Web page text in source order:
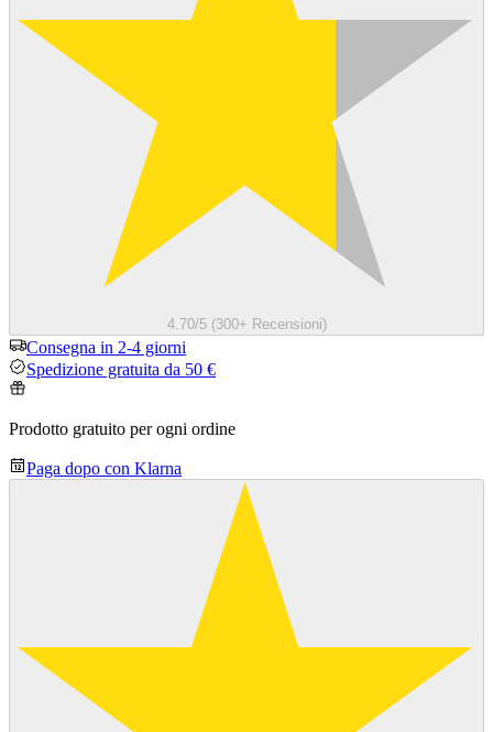
4.70/5 (300+ Recensioni)
Consegna in 2-4 giorni
Spedizione gratuita da 50 €
Prodotto gratuito per ogni ordine
Paga dopo con Klarna